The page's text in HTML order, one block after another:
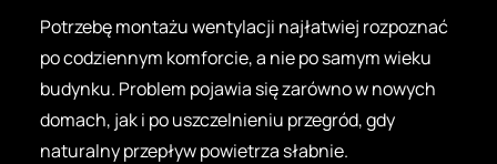
Potrzebę montażu wentylacji najłatwiej rozpoznać
po codziennym komforcie, a nie po samym wieku
budynku. Problem pojawia się zarówno w nowych
domach, jak i po uszczelnieniu przegród, gdy
naturalny przepływ powietrza słabnie.